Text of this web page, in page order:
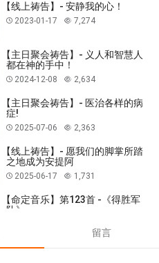
【线上祷告】- 安静我的心！
2023-01-17 7,274
【主日聚会祷告】- 义人和智慧人
都在神的手中！
2024-12-08 2,634
【主日聚会祷告】- 医治各样的病
症!
2025-07-06 2,363
【线上祷告】- 愿我们的脚掌所踏
之地成为安提阿
2025-06-17 1,731
【命定音乐】第123首 -《得胜军
队》
【祷告】主题：坦然无惧来到神
留言